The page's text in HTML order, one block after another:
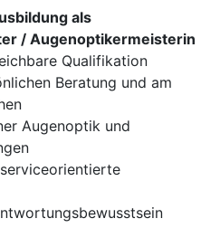
als
/ Augenoptikermeisterin
Qualifikation
Beratung und am
Augenoptik und